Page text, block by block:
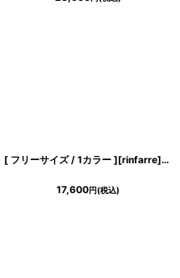
[ フリーサイズ / 1カラー ][rinfarre]ノースリーブ・Vネック・プリント・カシュクール・マキシ・ロングドレス・ワンピース[奈月セナ着用][送料無料]
17,600円(税込)